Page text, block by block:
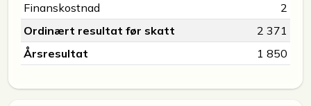
Finanskostnad
2
Ordinært resultat før skatt
2 371
Årsresultat
1 850